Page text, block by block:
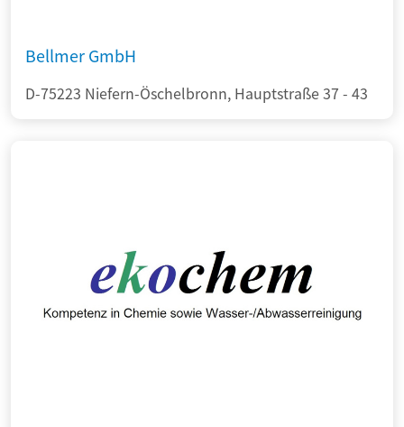
Bellmer GmbH
D-75223 Niefern-Öschelbronn, Hauptstraße 37 - 43